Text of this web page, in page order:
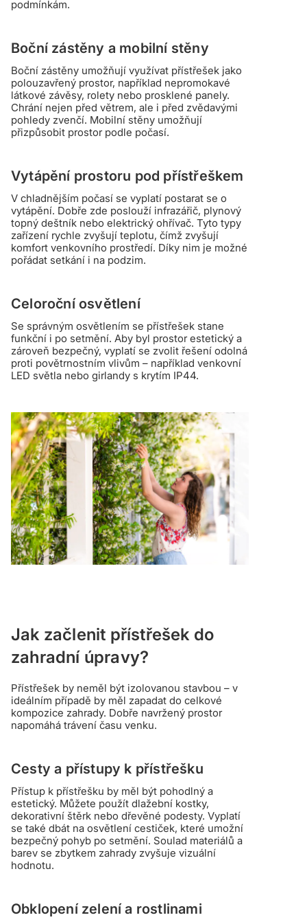
podmínkám.
Boční zástěny a mobilní stěny
Boční zástěny umožňují využívat přístřešek jako
polouzavřený prostor, například nepromokavé
látkové závěsy, rolety nebo prosklené panely.
Chrání nejen před větrem, ale i před zvědavými
pohledy zvenčí. Mobilní stěny umožňují
přizpůsobit prostor podle počasí.
Vytápění prostoru pod přístřeškem
V chladnějším počasí se vyplatí postarat se o
vytápění. Dobře zde poslouží infrazářič, plynový
topný deštník nebo elektrický ohřívač. Tyto typy
zařízení rychle zvyšují teplotu, čímž zvyšují
komfort venkovního prostředí. Díky nim je možné
pořádat setkání i na podzim.
Celoroční osvětlení
Se správným osvětlením se přístřešek stane
funkční i po setmění. Aby byl prostor estetický a
zároveň bezpečný, vyplatí se zvolit řešení odolná
proti povětrnostním vlivům – například venkovní
LED světla nebo girlandy s krytím IP44.
Jak začlenit přístřešek do
zahradní úpravy?
Přístřešek by neměl být izolovanou stavbou – v
ideálním případě by měl zapadat do celkové
kompozice zahrady. Dobře navržený prostor
napomáhá trávení času venku.
Cesty a přístupy k přístřešku
Přístup k přístřešku by měl být pohodlný a
estetický. Můžete použít dlažební kostky,
dekorativní štěrk nebo dřevěné podesty. Vyplatí
se také dbát na osvětlení cestiček, které umožní
bezpečný pohyb po setmění. Soulad materiálů a
barev se zbytkem zahrady zvyšuje vizuální
hodnotu.
Obklopení zelení a rostlinami